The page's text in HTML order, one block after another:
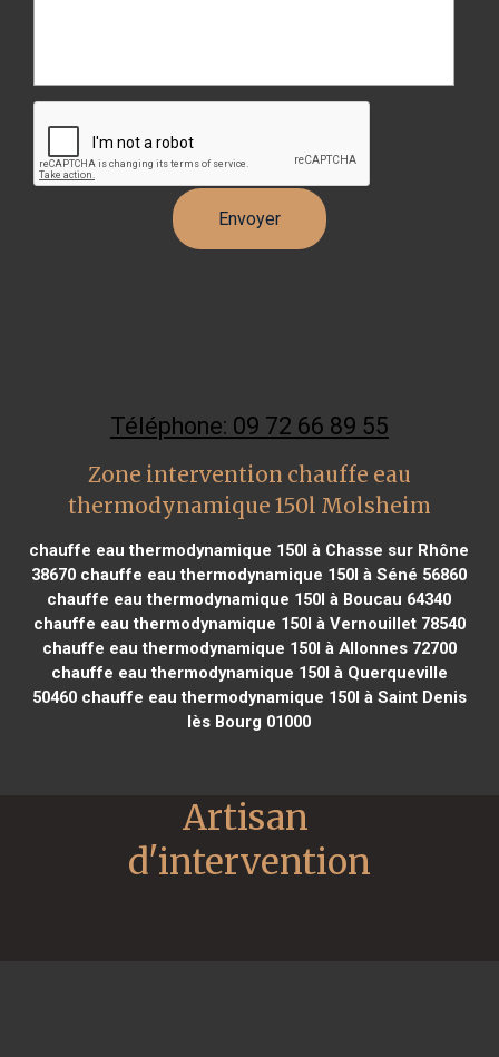
Téléphone: 09 72 66 89 55
Zone intervention chauffe eau
thermodynamique 150l Molsheim
chauffe eau thermodynamique 150l à Chasse sur Rhône
38670 chauffe eau thermodynamique 150l à Séné 56860
chauffe eau thermodynamique 150l à Boucau 64340
chauffe eau thermodynamique 150l à Vernouillet 78540
chauffe eau thermodynamique 150l à Allonnes 72700
chauffe eau thermodynamique 150l à Querqueville
50460chauffe eau thermodynamique 150l à Saint Denis
lès Bourg 01000
Artisan
d'intervention